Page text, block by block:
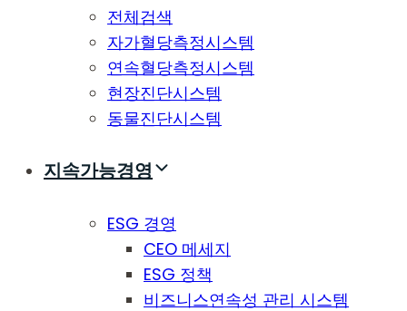
전체검색
자가혈당측정시스템
연속혈당측정시스템
현장진단시스템
동물진단시스템
지속가능경영
ESG 경영
CEO 메세지
ESG 정책
비즈니스연속성 관리 시스템